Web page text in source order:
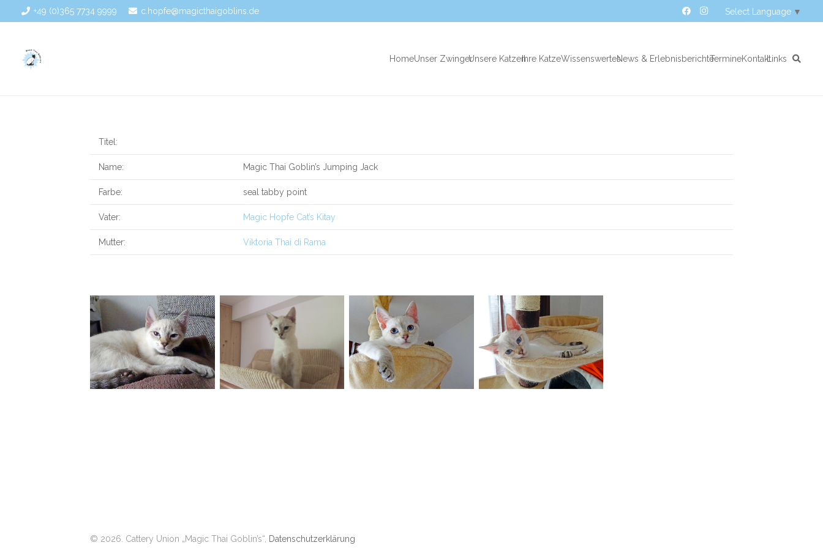
+49 (0)365 7734 9999 c.hopfe@magicthaigoblins.de Select Language ▼
HomeUnser ZwingerUnsere KatzenIhre KatzeWissenswertesNews & ErlebnisberichteTermineKontaktLinks
Titel:
Name: Magic Thai Goblin’s Jumping Jack
Farbe: seal tabby point
Vater: Magic Hopfe Cat’s Kitay
Mutter: Viktoria Thai di Rama
© 2026. Cattery Union „Magic Thai Goblin’s“, Datenschutzerklärung